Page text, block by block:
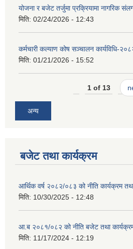
योजना र बजेट तर्जुमा प्रक्रियामा नागरिक
मिति: 02/24/2026 - 12:43
कर्मचारी कल्याण कोष सञ्चालन कार्यविधि-
मिति: 01/21/2026 - 15:52
1 of 13
अन्य
बजेट तथा कार्यक्रम
आर्थिक वर्ष २०८२/०८३ को नीति कार्यक्रम
मिति: 10/30/2025 - 12:48
आ.ब २०८१/०८२ को नीति बजेट तथा
मिति: 11/17/2024 - 12:19